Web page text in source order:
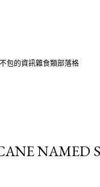
包的資訊雜食類部落格
NAMED